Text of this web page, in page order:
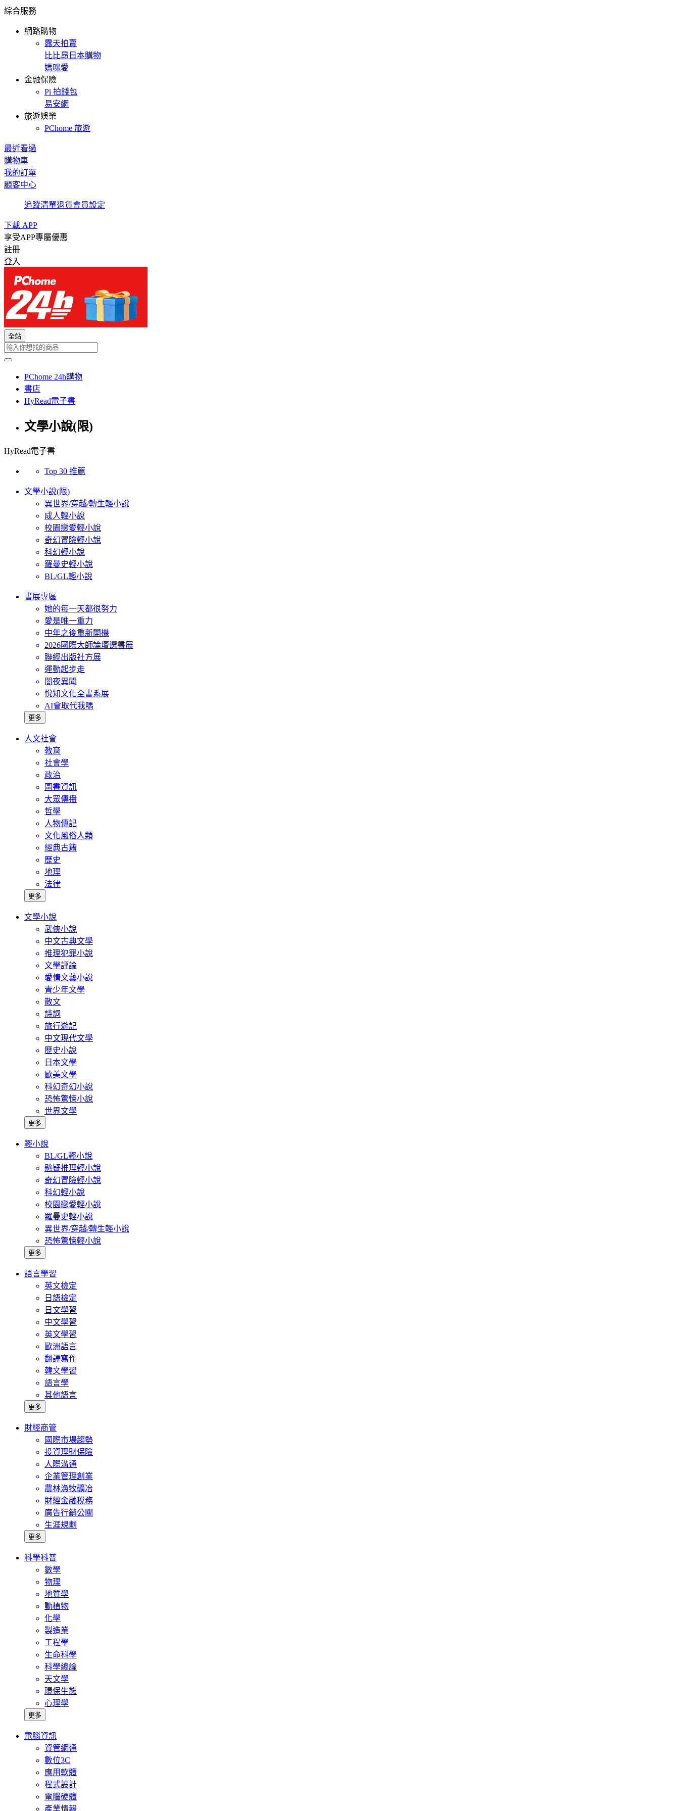
綜合服務
網路購物
露天拍賣
比比昂日本購物
媽咪愛
金融保險
Pi 拍錢包
易安網
旅遊娛樂
PChome 旅遊
最近看過
購物車
我的訂單
顧客中心
追蹤清單退貨會員設定
下載 APP
享受APP專屬優惠
註冊
登入
全站
PChome 24h購物
書店
HyRead電子書
文學小說(限)
HyRead電子書
Top 30 推薦
文學小說(限)
異世界/穿越/轉生輕小說
成人輕小說
校園戀愛輕小說
奇幻冒險輕小說
科幻輕小說
羅曼史輕小說
BL/GL輕小說
書展專區
她的每一天都很努力
愛是唯一重力
中年之後重新開機
2026國際大師論壇選書展
聯經出版社方展
運動起步走
闇夜異聞
悅知文化全書系展
AI會取代我嗎
更多
人文社會
教育
社會學
政治
圖書資訊
大眾傳播
哲學
人物傳記
文化風俗人類
經典古籍
歷史
地理
法律
更多
文學小說
武俠小說
中文古典文學
推理犯罪小說
文學評論
愛情文藝小說
青少年文學
散文
詩詞
旅行遊記
中文現代文學
歷史小說
日本文學
歐美文學
科幻奇幻小說
恐怖驚悚小說
世界文學
更多
輕小說
BL/GL輕小說
懸疑推理輕小說
奇幻冒險輕小說
科幻輕小說
校園戀愛輕小說
羅曼史輕小說
異世界/穿越/轉生輕小說
恐怖驚悚輕小說
更多
語言學習
英文檢定
日語檢定
日文學習
中文學習
英文學習
歐洲語言
翻譯寫作
韓文學習
語言學
其他語言
更多
財經商管
國際市場趨勢
投資理財保險
人際溝通
企業管理創業
農林漁牧礦冶
財經金融稅務
廣告行銷公關
生涯規劃
更多
科學科普
數學
物理
地質學
動植物
化學
製造業
工程學
生命科學
科學總論
天文學
環保生態
心理學
更多
電腦資訊
資管網通
數位3C
應用軟體
程式設計
電腦硬體
產業情報